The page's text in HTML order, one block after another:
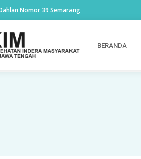
Nomor 39 Semarang
BERANDA